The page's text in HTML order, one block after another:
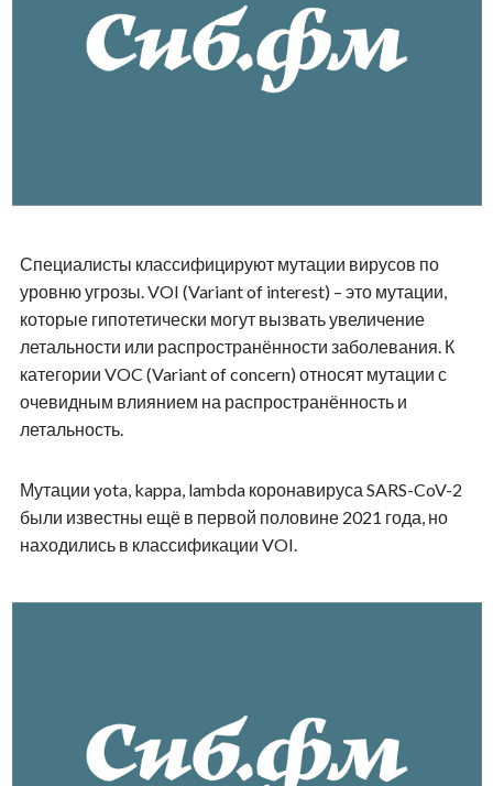
Специалисты классифицируют мутации вирусов по
уровню угрозы. VOI (Variant of interest) – это мутации,
которые гипотетически могут вызвать увеличение
летальности или распространённости заболевания. К
категории VOC (Variant of concern) относят мутации с
очевидным влиянием на распространённость и
летальность.
Мутации yota, kappa, lambda коронавируса SARS-CoV-2
были известны ещё в первой половине 2021 года, но
находились в классификации VOI.